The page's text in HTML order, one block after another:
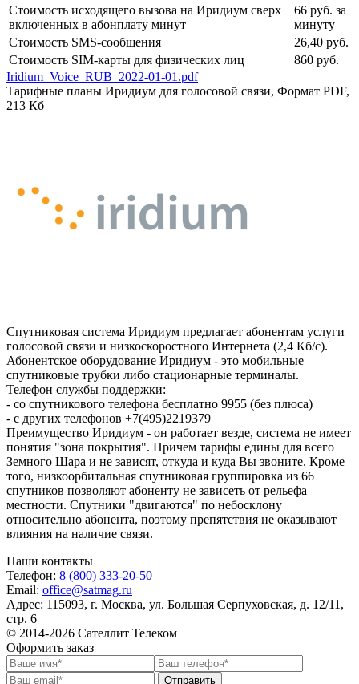
Стоимость исходящего вызова на Иридиум сверх
включенных в абонплату минут
66 руб. за
минуту
Стоимость SMS-сообщения
26,40 руб.
Стоимость SIM-карты для физических лиц
860 руб.
Iridium_Voice_RUB_2022-01-01.pdf
Тарифные планы Иридиум для голосовой связи, Формат PDF,
213 Кб
Спутниковая система Иридиум предлагает абонентам услуги
голосовой связи и низкоскоростного Интернета (2,4 Кб/с).
Абонентское оборудование Иридиум - это мобильные
спутниковые трубки либо стационарные терминалы.
Телефон службы поддержки:
- со спутникового телефона бесплатно 9955 (без плюса)
- с других телефонов +7(495)2219379
Преимущество Иридиум - он работает везде, система не имеет
понятия "зона покрытия". Причем тарифы едины для всего
Земного Шара и не зависят, откуда и куда Вы звоните. Кроме
того, низкоорбитальная спутниковая группировка из 66
спутников позволяют абоненту не зависеть от рельефа
местности. Спутники "двигаются" по небосклону
относительно абонента, поэтому препятствия не оказывают
влияния на наличие связи.
Наши контакты
Телефон: 8 (800) 333-20-50
Email: office@satmag.ru
Адрес: 115093, г. Москва, ул. Большая Серпуховская, д. 12/11,
стр. 6
© 2014-2026 Сателлит Телеком
Оформить заказ
Отправить